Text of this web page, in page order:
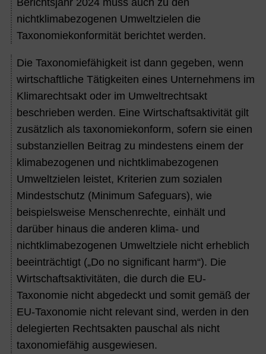
Berichtsjahr 2024 muss auch zu den
nichtklimabezogenen Umweltzielen die
Taxonomiekonformität berichtet werden.
Die Taxonomiefähigkeit ist dann gegeben, wenn
wirtschaftliche Tätigkeiten eines Unternehmens im
Klimarechtsakt oder im Umweltrechtsakt
beschrieben werden. Eine Wirtschaftsaktivität gilt
zusätzlich als taxonomiekonform, sofern sie einen
substanziellen Beitrag zu mindestens einem der
klimabezogenen und nichtklimabezogenen
Umweltzielen leistet, Kriterien zum sozialen
Mindestschutz (Minimum Safeguars), wie
beispielsweise Menschenrechte, einhält und
darüber hinaus die anderen klima- und
nichtklimabezogenen Umweltziele nicht erheblich
beeinträchtigt („Do no significant harm“). Die
Wirtschaftsaktivitäten, die durch die EU-
Taxonomie nicht abgedeckt und somit gemäß der
EU-Taxonomie nicht relevant sind, werden in den
delegierten Rechtsakten pauschal als nicht
taxonomiefähig ausgewiesen.